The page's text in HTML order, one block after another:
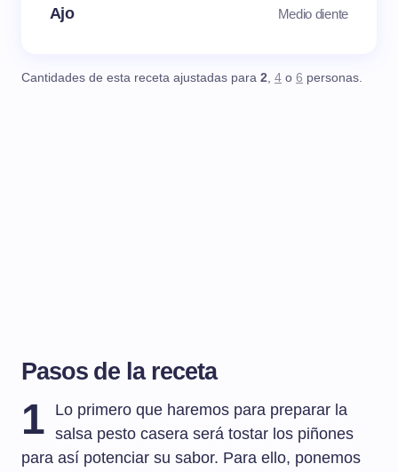
Ajo Medio diente
Cantidades de esta receta ajustadas para 2, 4 o 6 personas.
Pasos de la receta
1
Lo primero que haremos para preparar la
salsa pesto casera será tostar los piñones
para así potenciar su sabor. Para ello, ponemos